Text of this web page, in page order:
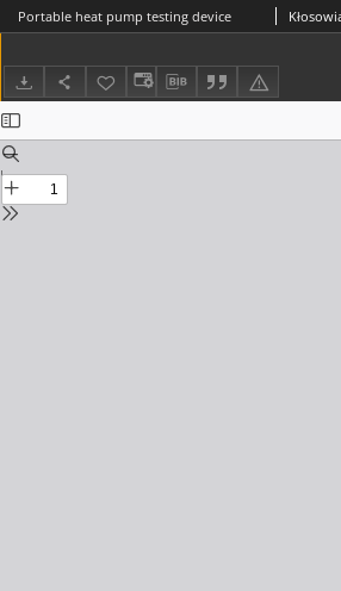
Portable heat pump testing device